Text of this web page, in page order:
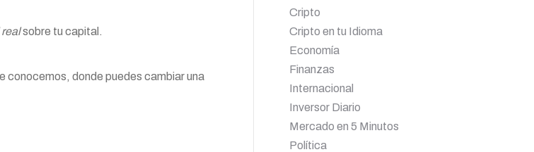
sobre tu capital.
conocemos, donde puedes cambiar una
Cripto
Cripto en tu Idioma
Economía
Finanzas
Internacional
Inversor Diario
Mercado en 5 Minutos
Política